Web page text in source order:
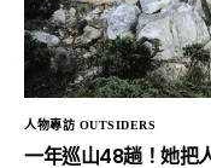
人物專訪 OUTSIDERS
一年巡山48趟！她把